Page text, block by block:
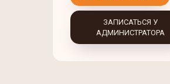
ЗАПИСАТЬСЯ У
АДМИНИСТРАТОРА